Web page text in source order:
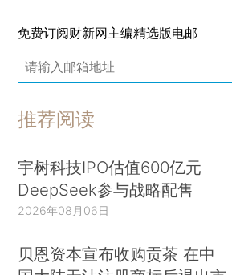
免费订阅财新网主编精选版电邮
推荐阅读
宇树科技IPO估值600亿元
DeepSeek参与战略配售
2026年08月06日
贝恩资本宣布收购贡茶 在中